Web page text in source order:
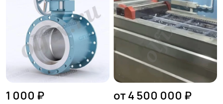
1 000 ₽ от 4 500 000 ₽